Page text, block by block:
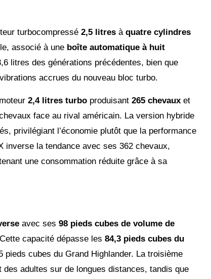
turbocompressé 2,5 litres à quatre cylindres
associé à une boîte automatique à huit
litres des générations précédentes, bien que
accrues du nouveau bloc turbo.
2,4 litres turbo produisant 265 chevaux et
face au rival américain. La version hybride
privilégiant l’économie plutôt que la performance
inverse la tendance avec ses 362 chevaux,
une consommation réduite grâce à sa
avec ses 98 pieds cubes de volume de
capacité dépasse les 84,3 pieds cubes du
pieds cubes du Grand Highlander. La troisième
adultes sur de longues distances, tandis que